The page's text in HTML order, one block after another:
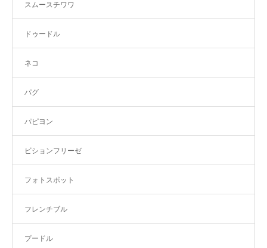
スムースチワワ
ドゥードル
ネコ
パグ
パピヨン
ビションフリーゼ
フォトスポット
フレンチブル
プードル